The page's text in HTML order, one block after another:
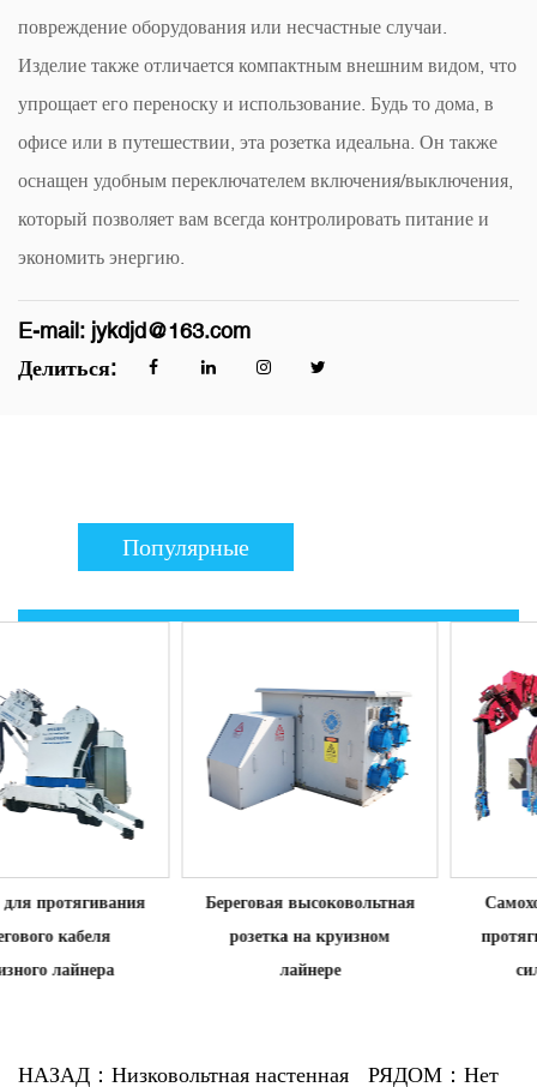
повреждение оборудования или несчастные случаи.
Изделие также отличается компактным внешним видом, что
упрощает его переноску и использование. Будь то дома, в
офисе или в путешествии, эта розетка идеальна. Он также
оснащен удобным переключателем включения/выключения,
который позволяет вам всегда контролировать питание и
экономить энергию.
E-mail: jykdjd@163.com
Делиться:
Популярные
Береговая высоковольтная
розетка на круизном
Самоходная лебедка для
протягивания берегового
НАЗАД：Низковольтная настенная РЯДОМ：Нет